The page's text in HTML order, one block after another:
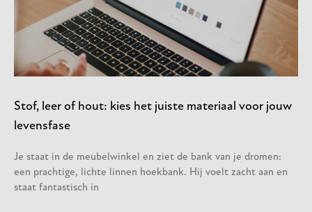
Stof, leer of hout: kies het juiste materiaal voor jouw
levensfase
Je staat in de meubelwinkel en ziet de bank van je dromen:
een prachtige, lichte linnen hoekbank. Hij voelt zacht aan en
staat fantastisch in